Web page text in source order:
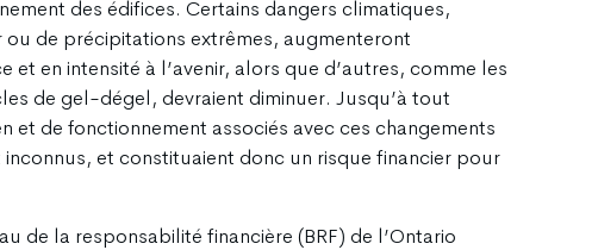
des édifices. Certains dangers climatiques,
de précipitations extrêmes, augmenteront
en intensité à l’avenir, alors que d’autres, comme les
de gel-dégel, devraient diminuer. Jusqu’à tout
et de fonctionnement associés avec ces changements
et constituaient donc un risque financier pour
de la responsabilité financière (BRF) de l’Ontario